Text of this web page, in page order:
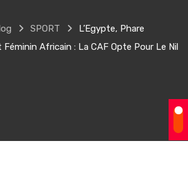
SPORT
L’Egypte, Phare
Africain : La CAF Opte Pour Le Nil